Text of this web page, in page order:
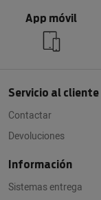
App móvil
Servicio al cliente
Contactar
Devoluciones
Información
Sistemas entrega